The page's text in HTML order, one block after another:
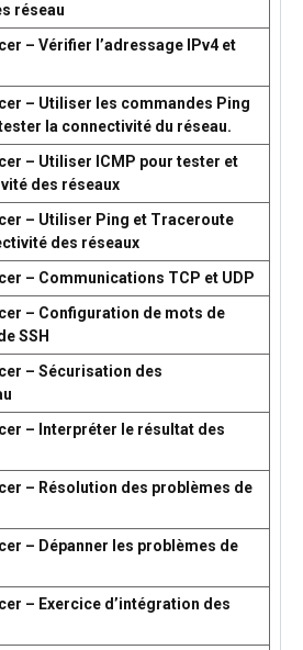
réseau
– Vérifier l’adressage IPv4 et
– Utiliser les commandes Ping
la connectivité du réseau.
– Utiliser ICMP pour tester et
des réseaux
– Utiliser Ping et Traceroute
des réseaux
– Communications TCP et UDP
– Configuration de mots de
SSH
– Sécurisation des
– Interpréter le résultat des
– Résolution des problèmes de
– Dépanner les problèmes de
– Exercice d’intégration des